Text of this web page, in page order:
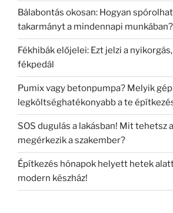
Bálabontás okosan: Hogyan
takarmányt a mindennapi munkában?
Fékhibák előjelei: Ezt jelzi a
fékpedál
Pumix vagy betonpumpa? Melyik gép
legköltséghatékonyabb a te
SOS dugulás a lakásban! Mit tehetsz
megérkezik a szakember?
Építkezés hónapok helyett hetek
modern készház!